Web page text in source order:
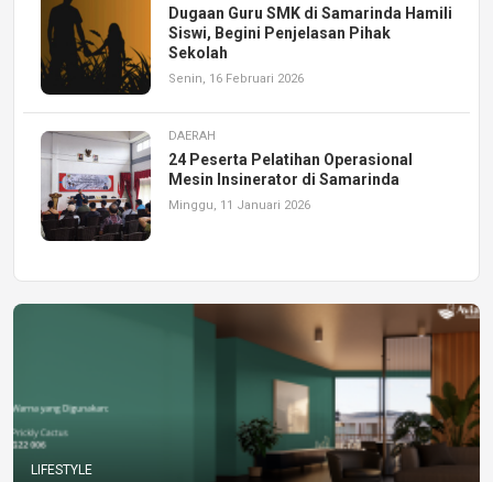
Dugaan Guru SMK di Samarinda Hamili
Siswi, Begini Penjelasan Pihak
Sekolah
Senin, 16 Februari 2026
DAERAH
24 Peserta Pelatihan Operasional
Mesin Insinerator di Samarinda
Minggu, 11 Januari 2026
LIFESTYLE